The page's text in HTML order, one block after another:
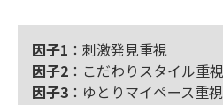
因子1 ：刺激発見重視
因子2 ：こだわりスタイル重視
因子3 ：ゆとりマイペース重視